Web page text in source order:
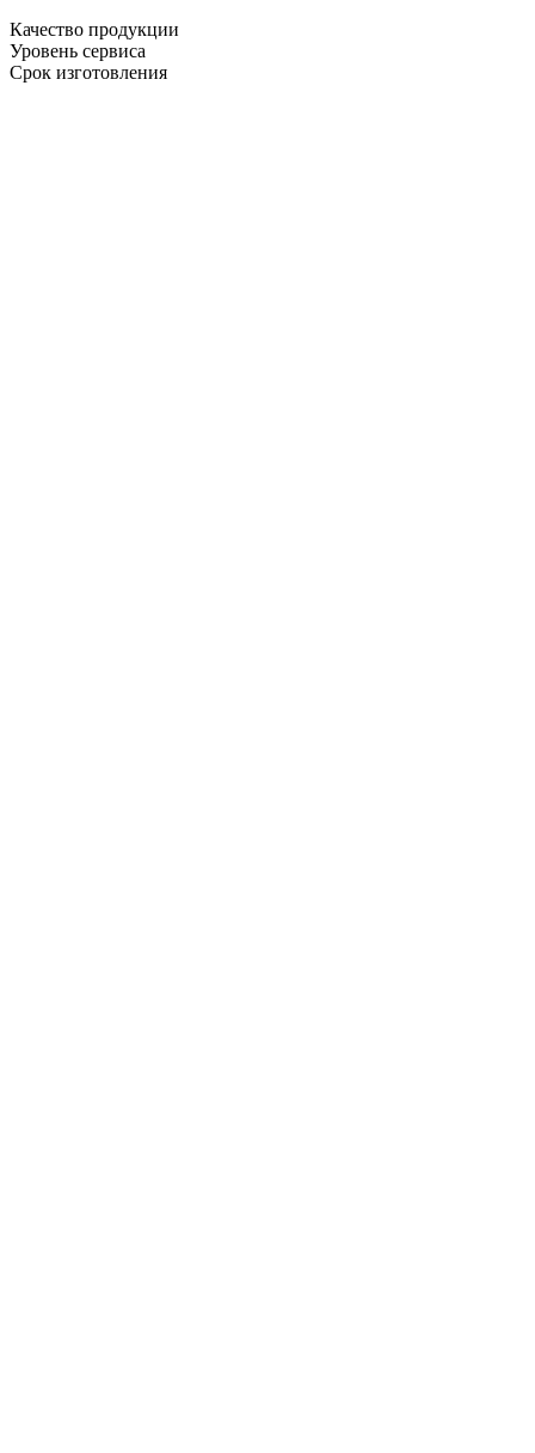
Качество продукции
Уровень сервиса
Срок изготовления